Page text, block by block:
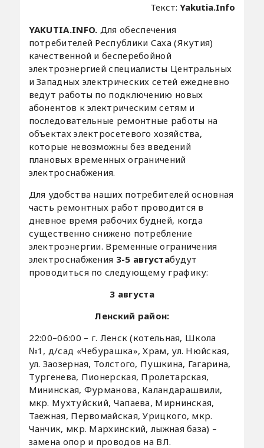
Текст:Yakutia.Info
YAKUTIA.INFO. Для обеспечения
потребителей Республики Саха (Якутия)
качественной и бесперебойной
электроэнергией специалисты Центральных
и Западных электрических сетей ежедневно
ведут работы по подключению новых
абонентов к электрическим сетям и
последовательные ремонтные работы на
объектах электросетевого хозяйства,
которые невозможны без введений
плановых временных ограничений
электроснабжения.
Для удобства наших потребителей основная
часть ремонтных работ проводится в
дневное время рабочих будней, когда
существенно снижено потребление
электроэнергии. Временные ограничения
электроснабжения 3-5 августабудут
проводиться по следующему графику:
3 августа
Ленский район:
22:00–06:00 – г. Ленск (котельная, Школа
№1, д/сад «Чебурашка», Храм, ул. Нюйская,
ул. Заозерная, Толстого, Пушкина, Гагарина,
Тургенева, Пионерская, Пролетарская,
Мининская, Фурманова, Каландарашвили,
мкр. Мухтуйский, Чапаева, Мирнинская,
Таежная, Первомайская, Урицкого, мкр.
Чанчик, мкр. Мархинский, лыжная база) –
замена опор и проводов на ВЛ.